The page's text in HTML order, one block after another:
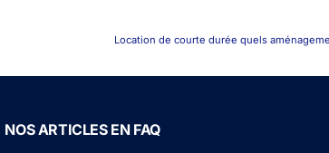
Location de courte durée quels
NOS ARTICLES EN FAQ